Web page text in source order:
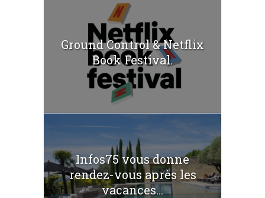
Ground Control & Netflix
Book Festival.
Infos75 vous donne
rendez-vous après les
vacances...